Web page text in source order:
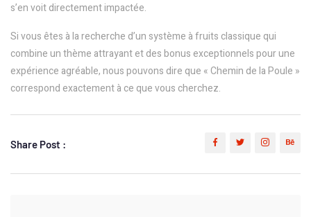
s’en voit directement impactée.
Si vous êtes à la recherche d’un système à fruits classique qui
combine un thème attrayant et des bonus exceptionnels pour une
expérience agréable, nous pouvons dire que « Chemin de la Poule »
correspond exactement à ce que vous cherchez.
Share Post :